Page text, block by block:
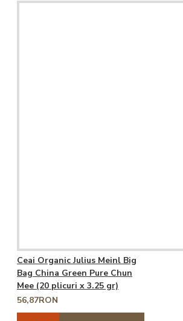
Ceai Organic Julius Meinl Big
Bag China Green Pure Chun
Mee (20 plicuri x 3.25 gr)
56,87RON